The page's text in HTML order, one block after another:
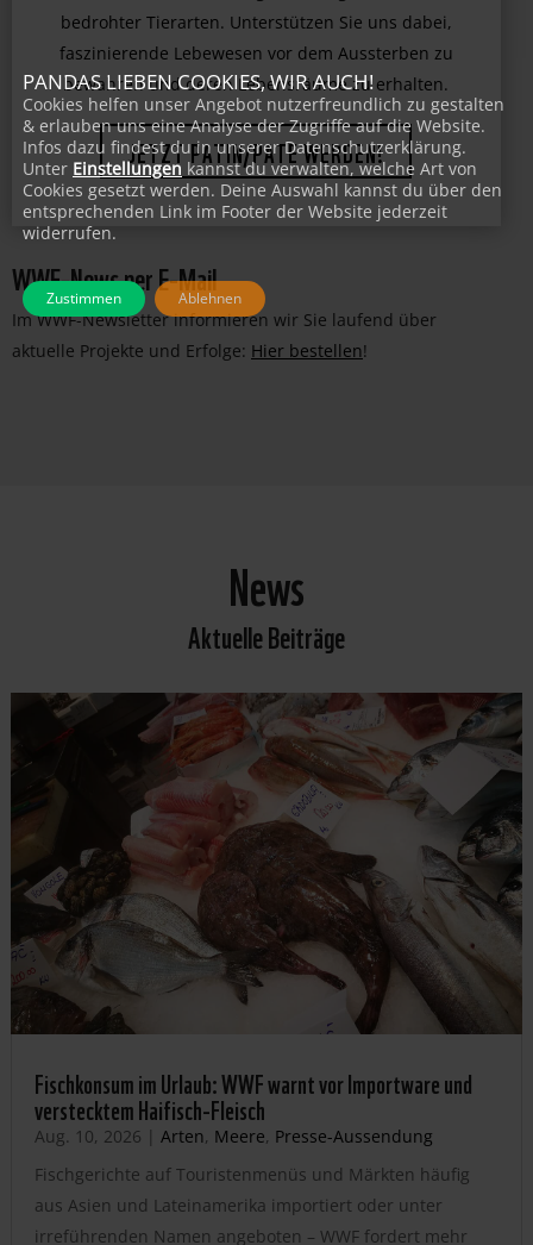
Leisten Sie einen wichtigen Beitrag zum Schutz
bedrohter Tierarten. Unterstützen Sie uns dabei,
faszinierende Lebewesen vor dem Aussterben zu
bewahren und deren Lebensräume zu erhalten.
JETZT PATIN/PATE WERDEN!
WWF-News per E-Mail
Im WWF-Newsletter informieren wir Sie laufend über
aktuelle Projekte und Erfolge: Hier bestellen!
News
Aktuelle Beiträge
Fischkonsum im Urlaub: WWF warnt vor Importware und
verstecktem Haifisch-Fleisch
Aug. 10, 2026 | Arten, Meere, Presse-Aussendung
Fischgerichte auf Touristenmenüs und Märkten häufig
aus Asien und Lateinamerika importiert oder unter
irreführenden Namen angeboten – WWF fordert mehr
PANDAS LIEBEN COOKIES, WIR AUCH!
Cookies helfen unser Angebot nutzerfreundlich zu gestalten
& erlauben uns eine Analyse der Zugriffe auf die Website.
Infos dazu findest du in unserer Datenschutzerklärung.
Unter Einstellungen kannst du verwalten, welche Art von
Cookies gesetzt werden. Deine Auswahl kannst du über den
entsprechenden Link im Footer der Website jederzeit
widerrufen.
Zustimmen Ablehnen